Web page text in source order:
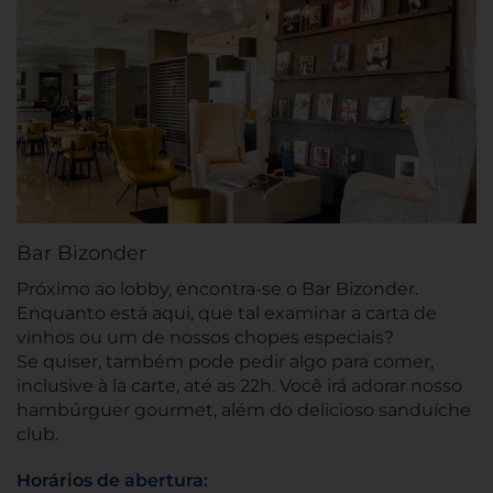
Bar Bizonder
Próximo ao lobby, encontra-se o Bar Bizonder.
Enquanto está aqui, que tal examinar a carta de
vinhos ou um de nossos chopes especiais?
Se quiser, também pode pedir algo para comer,
inclusive à la carte, até as 22h. Você irá adorar nosso
hambúrguer gourmet, além do delicioso sanduíche
club.
Horários de abertura: